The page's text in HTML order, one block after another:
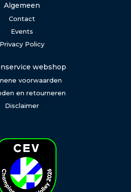
Algemeen
Contact
Events
Privacy Policy
webshop
voorwaarden
en retourneren
Disclaimer